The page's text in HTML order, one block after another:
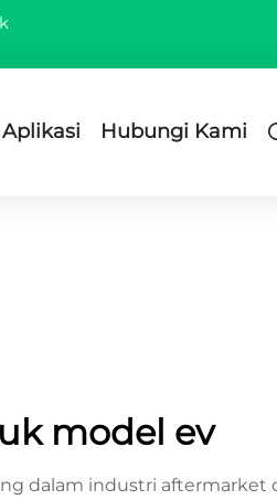
Aplikasi Hubungi Kami
model ev
dalam industri aftermarket